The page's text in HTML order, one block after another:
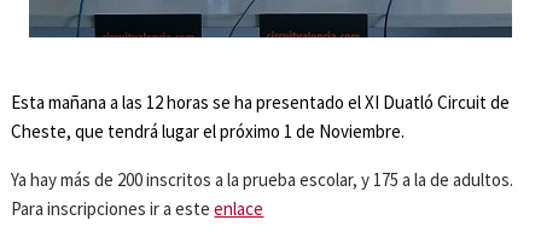
Esta mañana a las 12 horas se ha presentado el XI Duatló Circuit de
Cheste, que tendrá lugar el próximo 1 de Noviembre.
Ya hay más de 200 inscritos a la prueba escolar, y 175 a la de adultos.
Para inscripciones ir a esteenlace